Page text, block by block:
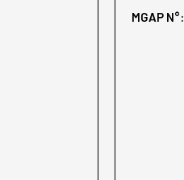
MGAP N°: